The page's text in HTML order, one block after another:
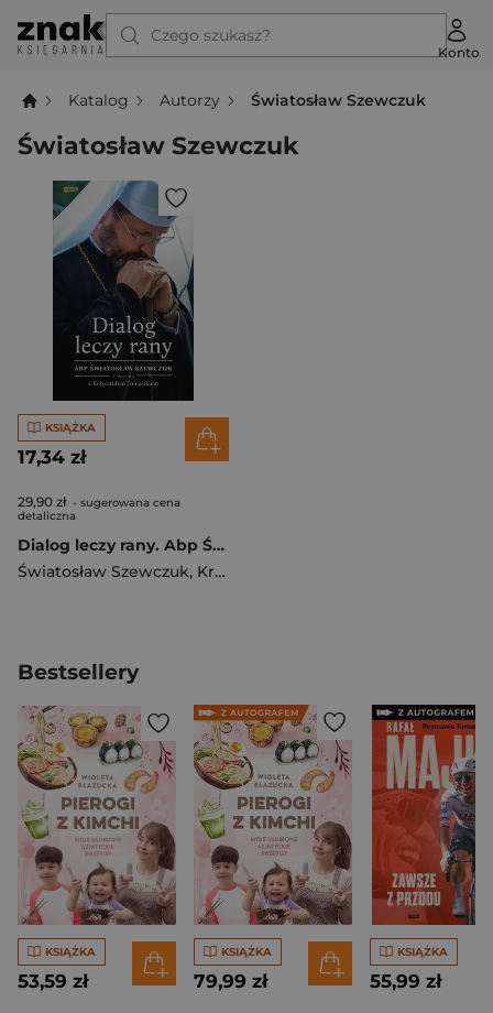
Czego szukasz?
Konto
Katalog Autorzy Światosław Szewczuk
Światosław Szewczuk
KSIĄŻKA
17,34 zł
29,90 zł - sugerowana cena
detaliczna
Dialog leczy rany. Abp Światosław Szewczuk
Światosław Szewczuk, Krzysztof Tomasik
Bestsellery
KSIĄŻKA
53,59 zł
KSIĄŻKA
79,99 zł
KSIĄŻKA
55,99 zł